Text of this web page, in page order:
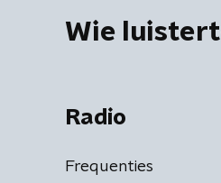
Wie luistert
Radio
Frequenties